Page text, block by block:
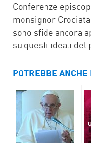
Conferenze
monsignor
sono sfide ancora
su questi ideali del
POTREBBE ANCHE